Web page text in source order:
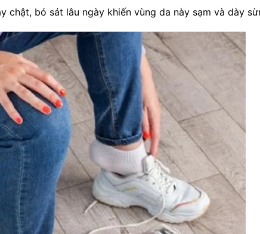
chật, bó sát lâu ngày khiến vùng da này sạm và dày